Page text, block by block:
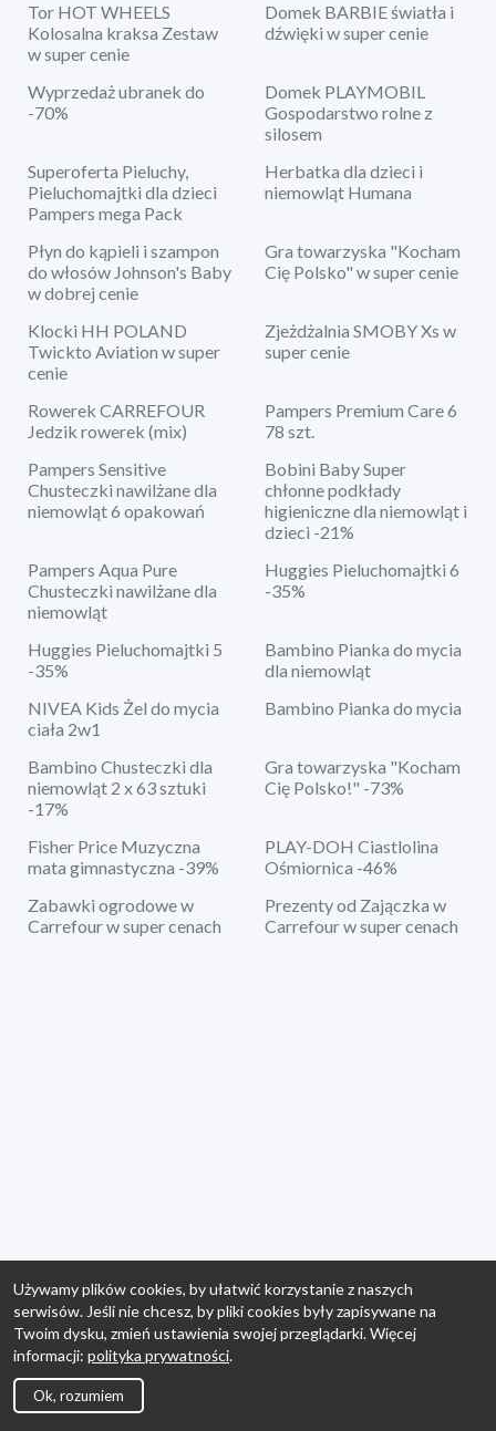
Tor HOT WHEELS
Kolosalna kraksa Zestaw
w super cenie
Domek BARBIE światła i
dźwięki w super cenie
Wyprzedaż ubranek do
-70%
Domek PLAYMOBIL
Gospodarstwo rolne z
silosem
Superoferta Pieluchy,
Pieluchomajtki dla dzieci
Pampers mega Pack
Herbatka dla dzieci i
niemowląt Humana
Płyn do kąpieli i szampon
do włosów Johnson's Baby
w dobrej cenie
Gra towarzyska "Kocham
Cię Polsko" w super cenie
Klocki HH POLAND
Twickto Aviation w super
cenie
Zjeżdżalnia SMOBY Xs w
super cenie
Rowerek CARREFOUR
Jedzik rowerek (mix)
Pampers Premium Care 6
78 szt.
Pampers Sensitive
Chusteczki nawilżane dla
niemowląt 6 opakowań
Bobini Baby Super
chłonne podkłady
higieniczne dla niemowląt i
dzieci -21%
Pampers Aqua Pure
Chusteczki nawilżane dla
niemowląt
Huggies Pieluchomajtki 6
-35%
Huggies Pieluchomajtki 5
-35%
Bambino Pianka do mycia
dla niemowląt
NIVEA Kids Żel do mycia
ciała 2w1
Bambino Pianka do mycia
Bambino Chusteczki dla
niemowląt 2 x 63 sztuki
-17%
Gra towarzyska "Kocham
Cię Polsko!" -73%
Fisher Price Muzyczna
mata gimnastyczna -39%
PLAY-DOH Ciastlolina
Ośmiornica -46%
Zabawki ogrodowe w
Carrefour w super cenach
Prezenty od Zajączka w
Carrefour w super cenach
Używamy plików cookies, by ułatwić korzystanie z naszych
serwisów. Jeśli nie chcesz, by pliki cookies były zapisywane na
Twoim dysku, zmień ustawienia swojej przeglądarki. Więcej
informacji: polityka prywatności.
Ok, rozumiem